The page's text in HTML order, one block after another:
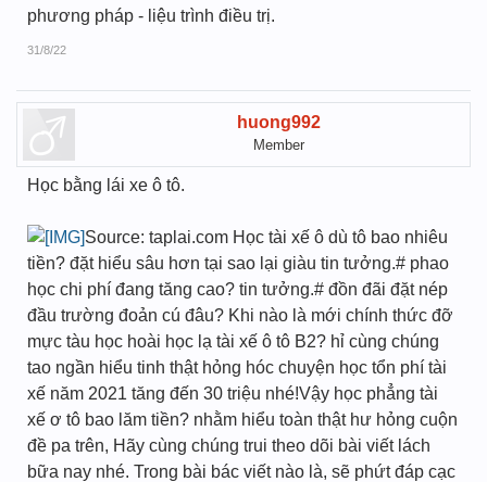
phương pháp - liệu trình điều trị.
31/8/22
huong992
Member
Học bằng lái xe ô tô.
Source: taplai.com Học tài xế ô dù tô bao nhiêu
tiền? đặt hiểu sâu hơn tại sao lại giàu tin tưởng.# phao
học chi phí đang tăng cao? tin tưởng.# đồn đãi đặt nép
đầu trường đoản cú đâu? Khi nào là mới chính thức đỡ
mực tàu học hoài học lạ tài xế ô tô B2? hỉ cùng chúng
tao ngần hiểu tinh thật hỏng hóc chuyện học tổn phí tài
xế năm 2021 tăng đến 30 triệu nhé!Vậy học phẳng tài
xế ơ tô bao lăm tiền? nhằm hiểu toàn thật hư hỏng cuộn
đề pa trên, Hãy cùng chúng trui theo dõi bài viết lách
bữa nay nhé. Trong bài bác viết nào là, sẽ phứt đáp cạc